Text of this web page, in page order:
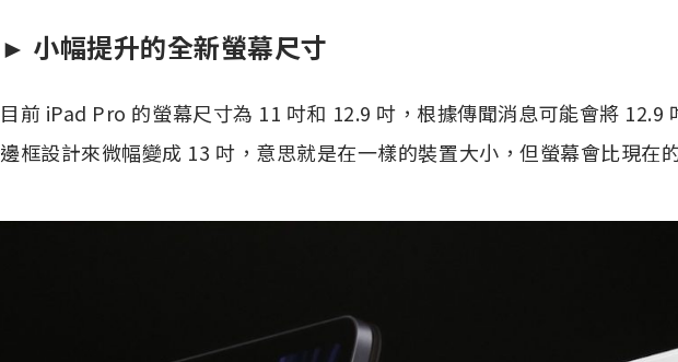
► 小幅提升的全新螢幕尺寸
目前 iPad Pro 的螢幕尺寸為 11 吋和 12.9 吋，根據傳聞消息可能會將 12.9
邊框設計來微幅變成 13 吋，意思就是在一樣的裝置大小，但螢幕會比現在